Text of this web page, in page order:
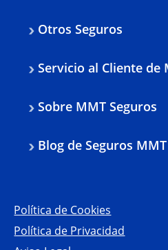
Otros Seguros
Servicio al Cliente de
Sobre MMT Seguros
Blog de Seguros MMT
Política de Cookies
Política de Privacidad